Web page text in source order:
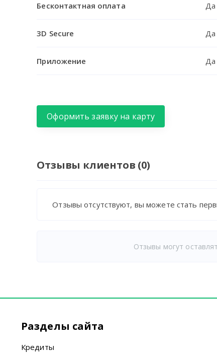
Бесконтактная оплата Да
3D Secure Да
Приложение Да
Оформить заявку на карту
Отзывы клиентов (0)
Отзывы отсутствуют, вы можете стать
Отзывы могут
Разделы сайта
Кредиты